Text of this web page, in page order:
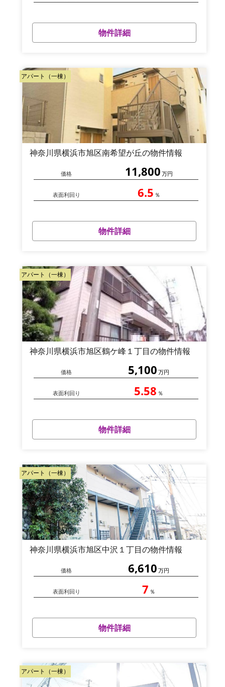
物件詳細
アパート（一棟）
神奈川県横浜市旭区南希望が丘の物件情報
価格 11,800 万円
表面利回り 6.5 ％
物件詳細
アパート（一棟）
神奈川県横浜市旭区鶴ケ峰１丁目の物件情報
価格 5,100 万円
表面利回り 5.58 ％
物件詳細
アパート（一棟）
神奈川県横浜市旭区中沢１丁目の物件情報
価格 6,610 万円
表面利回り 7 ％
物件詳細
アパート（一棟）